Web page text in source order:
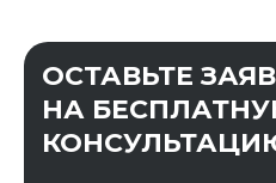
ОСТАВЬТЕ
НА